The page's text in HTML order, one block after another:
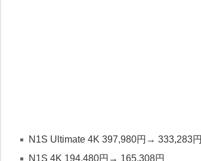
N1S Ultimate 4K 397,980円→ 333,283円
N1S 4K 194,480円→ 165,308円